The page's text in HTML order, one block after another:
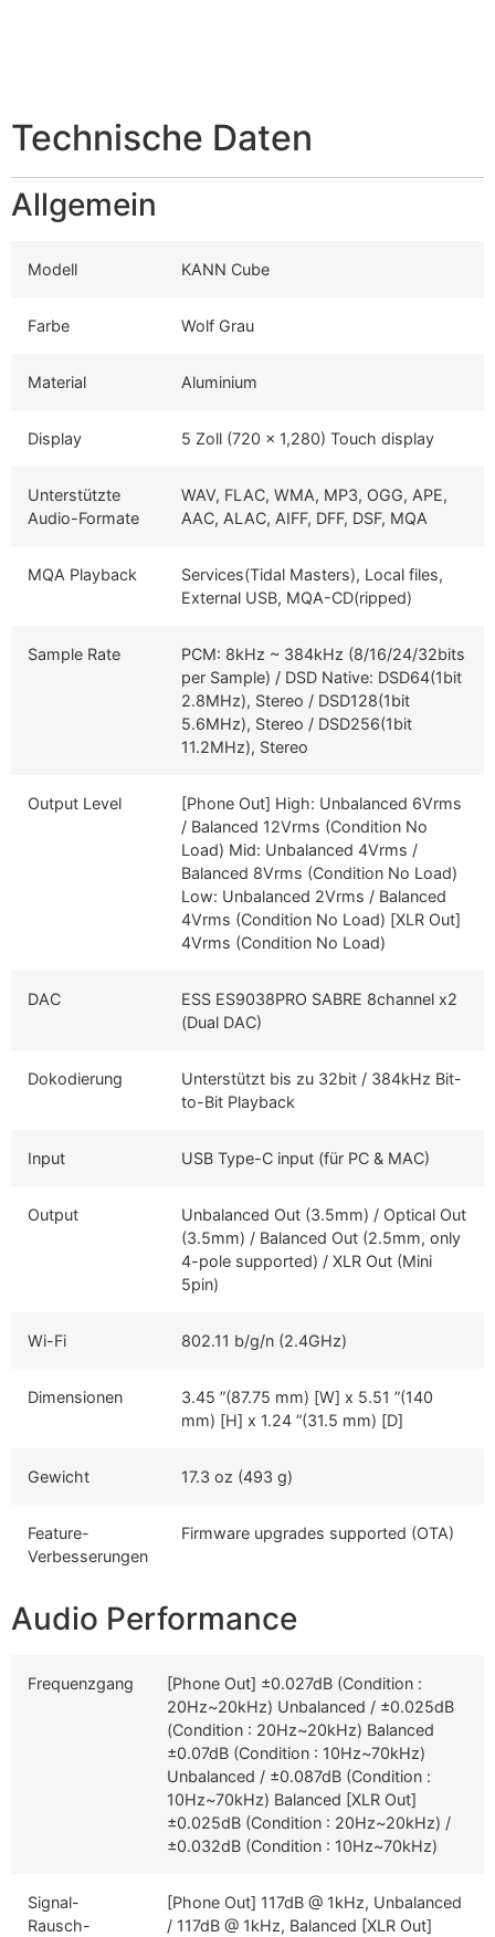
Technische Daten
Allgemein
Modell KANN Cube
Farbe Wolf Grau
Material Aluminium
Display 5 Zoll (720 x 1,280) Touch display
Unterstützte
Audio-Formate
WAV, FLAC, WMA, MP3, OGG, APE,
AAC, ALAC, AIFF, DFF, DSF, MQA
MQA Playback
Services(Tidal Masters), Local files,
External USB, MQA-CD(ripped)
Sample Rate
PCM: 8kHz ~ 384kHz (8/16/24/32bits
per Sample) / DSD Native: DSD64(1bit
2.8MHz), Stereo / DSD128(1bit
5.6MHz), Stereo / DSD256(1bit
11.2MHz), Stereo
Output Level
[Phone Out] High: Unbalanced 6Vrms
/ Balanced 12Vrms (Condition No
Load) Mid: Unbalanced 4Vrms /
Balanced 8Vrms (Condition No Load)
Low: Unbalanced 2Vrms / Balanced
4Vrms (Condition No Load) [XLR Out]
4Vrms (Condition No Load)
DAC
ESS ES9038PRO SABRE 8channel x2
(Dual DAC)
Dokodierung
Unterstützt bis zu 32bit / 384kHz Bit-
to-Bit Playback
Input USB Type-C input (für PC & MAC)
Output
Unbalanced Out (3.5mm) / Optical Out
(3.5mm) / Balanced Out (2.5mm, only
4-pole supported) / XLR Out (Mini
5pin)
Wi-Fi 802.11 b/g/n (2.4GHz)
Dimensionen
3.45 ”(87.75 mm) [W] x 5.51 ”(140
mm) [H] x 1.24 ”(31.5 mm) [D]
Gewicht 17.3 oz (493 g)
Feature-
Verbesserungen
Firmware upgrades supported (OTA)
Audio Performance
Frequenzgang
[Phone Out] ±0.027dB (Condition :
20Hz~20kHz) Unbalanced / ±0.025dB
(Condition : 20Hz~20kHz) Balanced
±0.07dB (Condition : 10Hz~70kHz)
Unbalanced / ±0.087dB (Condition :
10Hz~70kHz) Balanced [XLR Out]
±0.025dB (Condition : 20Hz~20kHz) /
±0.032dB (Condition : 10Hz~70kHz)
Signal-
Rausch-
[Phone Out] 117dB @ 1kHz, Unbalanced
/ 117dB @ 1kHz, Balanced [XLR Out]